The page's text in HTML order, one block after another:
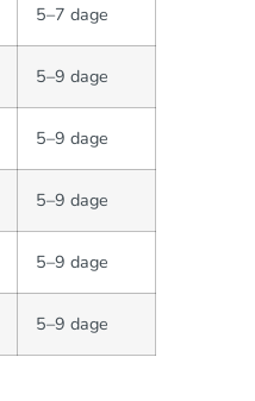
5–7 dage
5–9 dage
5–9 dage
5–9 dage
5–9 dage
5–9 dage